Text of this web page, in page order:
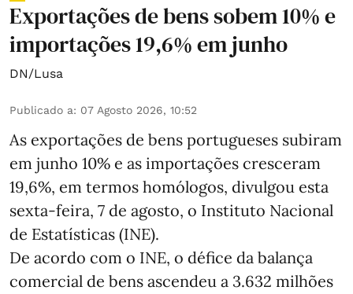
Exportações de bens sobem 10% e
importações 19,6% em junho
DN/Lusa
Publicado a: 07 Agosto 2026, 10:52
As exportações de bens portugueses subiram
em junho 10% e as importações cresceram
19,6%, em termos homólogos, divulgou esta
sexta-feira, 7 de agosto, o Instituto Nacional
de Estatísticas (INE).
De acordo com o INE, o défice da balança
comercial de bens ascendeu a 3.632 milhões